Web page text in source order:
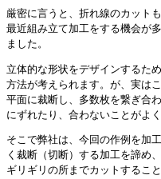
厳密に言うと、折れ線のカット
最近組み立て加工をする機会が
ました。
立体的な形状をデザインするた
方法が考えられます。が、実は
平面に裁断し、多数枚を繋ぎ合
にずれたり、合わないことがよく
そこで弊社は、今回の作例を加
く裁断（切断）する加工を諦め
ギリギリの所までカットするこ